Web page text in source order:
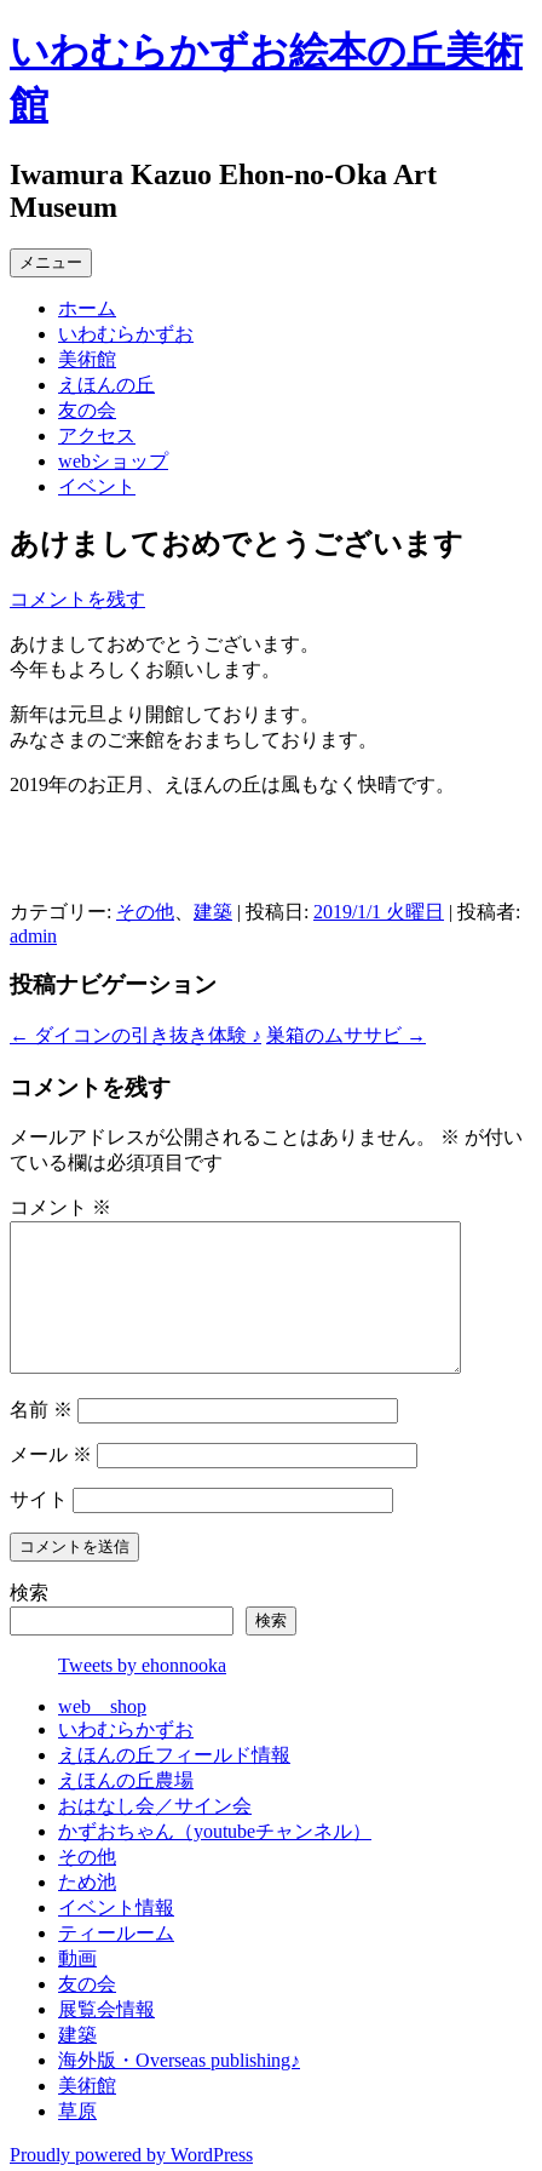
コ
ン
テ
ン
へ
ス
キ
プ
いわむらかずお絵本の丘美術
館
Iwamura Kazuo Ehon-no-Oka Art
Museum
メニュー
ホーム
いわむらかずお
美術館
えほんの丘
友の会
アクセス
webショップ
イベント
あけましておめでとうございます
コメントを残す
あけましておめでとうございます。
今年もよろしくお願いします。
新年は元旦より開館しております。
みなさまのご来館をおまちしております。
2019年のお正月、えほんの丘は風もなく快晴です。
カテゴリー: その他 建築 | 投稿日: 2019/1/1 火曜日 | 投稿者:
admin
投稿ナビゲーション
← ダイコンの引き抜き体験 ♪ 巣箱のムササビ →
コメントを残す
メールアドレスが公開されることはありません。 ※ が付い
ている欄は必須項目です
コメント ※
名前 ※
メール ※
サイト
検索
検索
Tweets by ehonnooka
web shop
いわむらかずお
えほんの丘フィールド情報
えほんの丘農場
おはなし会／サイン会
かずおちゃん（youtubeチャンネル）
その他
ため池
イベント情報
ティールーム
動画
友の会
展覧会情報
建築
海外版・Overseas publishing♪
美術館
草原
Proudly powered by WordPress